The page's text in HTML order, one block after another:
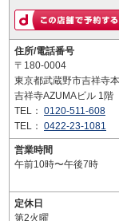
住所/電話番号
〒180-0004
東京都武蔵野市吉祥寺
吉祥寺AZUMAビル 1階
TEL： 0120-511-608
TEL： 0422-23-1081
営業時間
午前10時〜午後7時
定休日
第2火曜